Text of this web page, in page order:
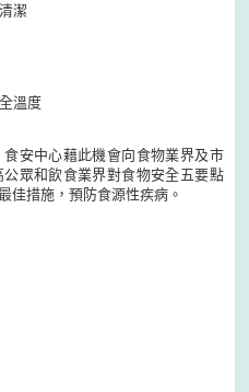
潔
溫度
食安中心藉此機會向食物業界及市
眾和飲食業界對食物安全五要點
佳措施，預防食源性疾病。